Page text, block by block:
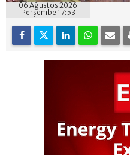
06 Ağustos 2026
Perşembe 17:53